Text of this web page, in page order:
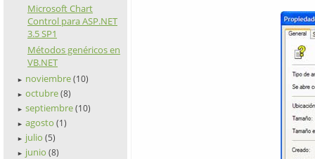
Microsoft Chart
Control para ASP.NET
3.5 SP1
Métodos genéricos en
VB.NET
► noviembre (10)
► octubre (8)
► septiembre (10)
► agosto (1)
► julio (5)
► junio (8)